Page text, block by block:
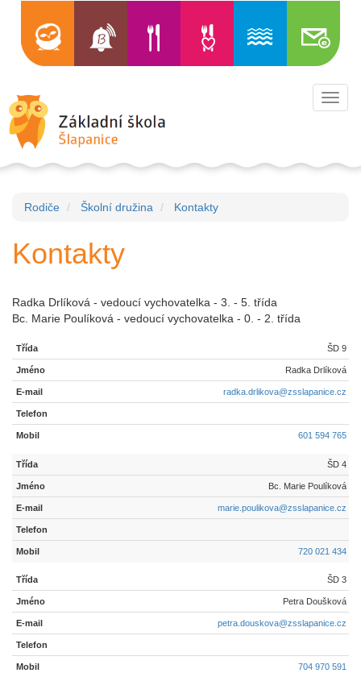
Rodiče Školní družina Kontakty
Kontakty
Radka Drlíková - vedoucí vychovatelka - 3. - 5. třída
Bc. Marie Poulíková - vedoucí vychovatelka - 0. - 2. třída
ŠD 9
Radka Drlíková
radka.drlikova@zsslapanice.cz
601 594 765
ŠD 4
Bc. Marie Poulíková
marie.poulikova@zsslapanice.cz
720 021 434
ŠD 3
Petra Doušková
petra.douskova@zsslapanice.cz
704 970 591